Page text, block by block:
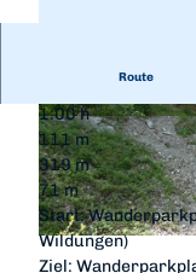
© Gereon Schoplick,
© Schröder, Naturpark
Route
1:00 h
111 m
319 m
71 m
Start:
Wildungen)
Ziel: